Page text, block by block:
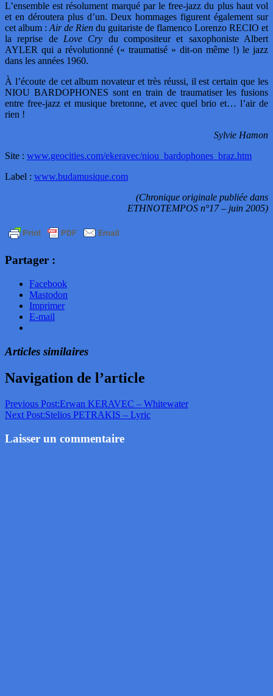
L’ensemble est résolument marqué par le free-jazz du plus haut vol
et en déroutera plus d’un. Deux hommages figurent également sur
cet album : Air de Rien du guitariste de flamenco Lorenzo RECIO et
la reprise de Love Cry du compositeur et saxophoniste Albert
AYLER qui a révolutionné (« traumatisé » dit-on même !) le jazz
dans les années 1960.
À l’écoute de cet album novateur et très réussi, il est certain que les
NIOU BARDOPHONES sont en train de traumatiser les fusions
entre free-jazz et musique bretonne, et avec quel brio et… l’air de
rien !
Sylvie Hamon
Site : www.geocities.com/ekeravec/niou_bardophones_braz.htm
Label : www.budamusique.com
(Chronique originale publiée dans
ETHNOTEMPOS n°17 – juin 2005)
Partager :
Facebook
Mastodon
Imprimer
E-mail
Articles similaires
Navigation de l’article
Previous Post:Erwan KERAVEC – Whitewater
Next Post:Stelios PETRAKIS – Lyric
Laisser un commentaire